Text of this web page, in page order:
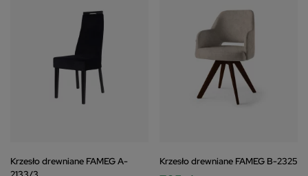
Krzesło drewniane FAMEG A-
Krzesło drewniane FAMEG B-2325